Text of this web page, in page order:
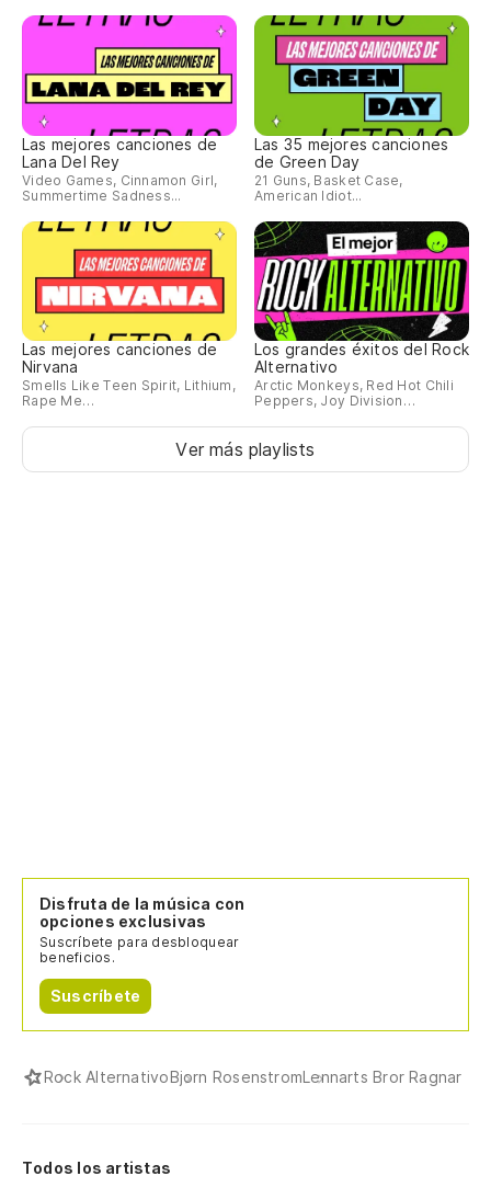
Las mejores canciones de
Lana Del Rey
Video Games, Cinnamon Girl,
Summertime Sadness...
Las 35 mejores canciones
de Green Day
21 Guns, Basket Case,
American Idiot...
Las mejores canciones de
Nirvana
Smells Like Teen Spirit, Lithium,
Rape Me…
Los grandes éxitos del Rock
Alternativo
Arctic Monkeys, Red Hot Chili
Peppers, Joy Division…
Ver más playlists
Disfruta de la música con
opciones exclusivas
Suscríbete para desbloquear
beneficios.
Suscríbete
Rock AlternativoBjorn RosenstromLennarts Bror Ragnar
Todos los artistas